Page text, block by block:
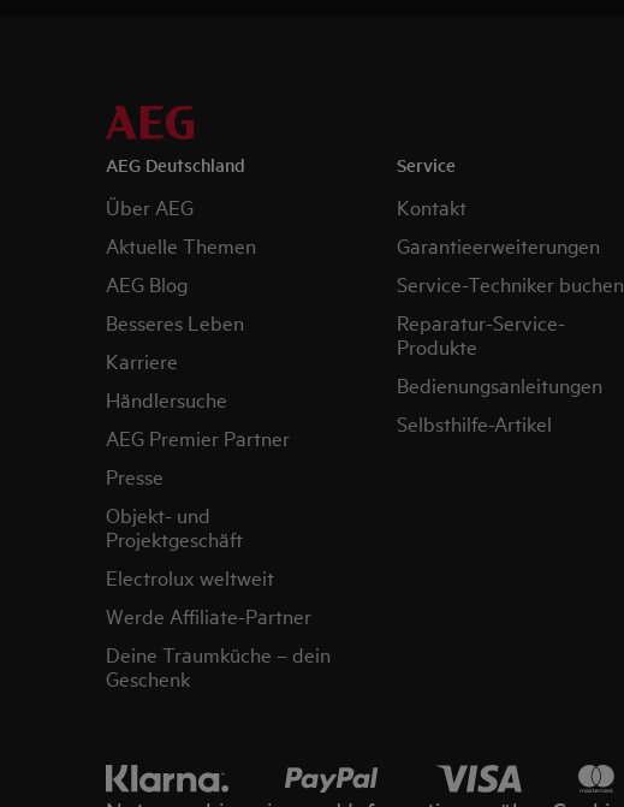
AEG Deutschland
Über AEG
Aktuelle Themen
AEG Blog
Besseres Leben
Karriere
Händlersuche
AEG Premier Partner
Presse
Objekt- und
Projektgeschäft
Electrolux weltweit
Werde Affiliate-Partner
Deine Traumküche – dein
Geschenk
Service
Kontakt
Garantieerweiterungen
Service-Techniker buchen
Reparatur-Service-
Produkte
Bedienungsanleitungen
Selbsthilfe-Artikel